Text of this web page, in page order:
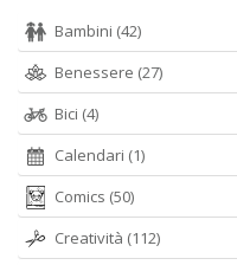
Bambini (42)
Benessere (27)
Bici (4)
Calendari (1)
Comics (50)
Creatività (112)